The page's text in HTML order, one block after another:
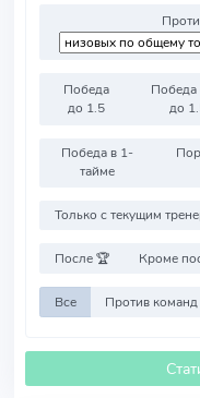
Победа
до 1.5
Победа
до
Победа в 1-
тайме
Только с текущим
После 🏆 Кроме
Все